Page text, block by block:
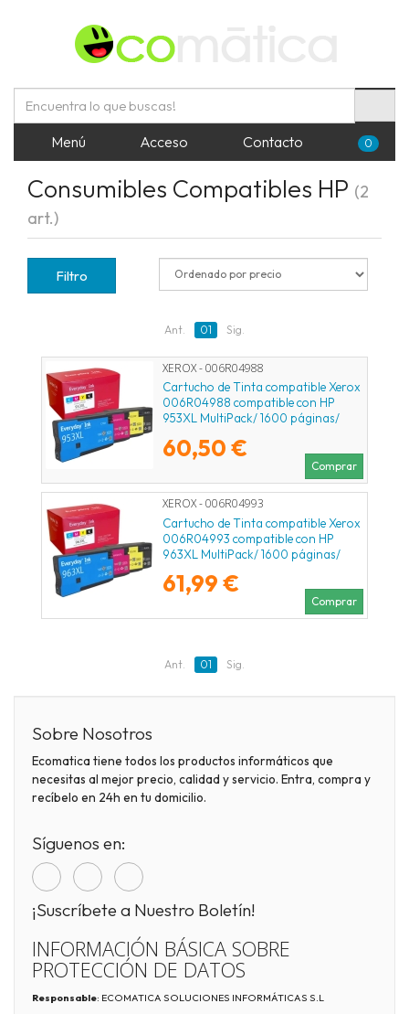
Menú Acceso Contacto 0
Consumibles Compatibles HP (2
art.)
Filtro
Ant. 01 Sig.
XEROX - 006R04988
Cartucho de Tinta compatible Xerox
006R04988 compatible con HP
953XL MultiPack/ 1600 páginas/
60,50 €
Comprar
XEROX - 006R04993
Cartucho de Tinta compatible Xerox
006R04993 compatible con HP
963XL MultiPack/ 1600 páginas/
61,99 €
Comprar
Ant. 01 Sig.
Sobre Nosotros
Ecomatica tiene todos los productos informáticos que
necesitas al mejor precio, calidad y servicio. Entra, compra y
recíbelo en 24h en tu domicilio.
Síguenos en:
¡Suscríbete a Nuestro Boletín!
INFORMACIÓN BÁSICA SOBRE
PROTECCIÓN DE DATOS
Responsable: ECOMATICA SOLUCIONES INFORMÁTICAS S.L